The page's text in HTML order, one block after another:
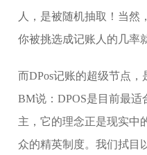
人，是被随机抽取！当然
你被挑选成记账人的几率
而DPos记账的超级节点
BM说：DPOS是目前最
主，它的理念正是现实中
众的精英制度。我们拭目